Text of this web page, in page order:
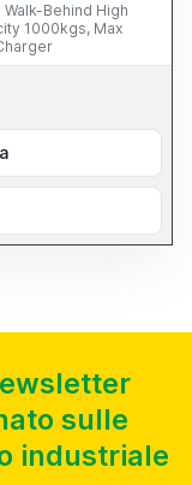
Behind High
1000kgs, Max
sulle
industriale